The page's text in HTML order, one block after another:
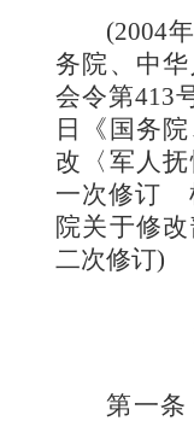
(2004年
务院、中
会令第413
日《国务
改〈军人
一次修订
院关于修
二次修订)
第一